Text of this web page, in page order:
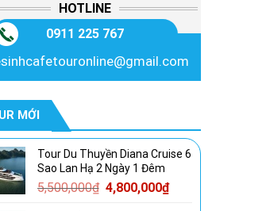
HOTLINE
0911 225 767
MỚI
Tour Du Thuyền Diana Cruise 6
Sao Lan Hạ 2 Ngày 1 Đêm
5,500,000₫ Giá
4,800,000₫Giá